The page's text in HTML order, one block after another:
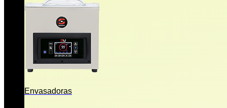
Envasadoras